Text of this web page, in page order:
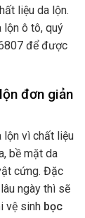
liệu da lộn.
ô tô, quý
để được
đơn giản
lộn vì chất liệu
bề mặt da
cứng. Đặc
ngày thì sẽ
vệ sinh bọc